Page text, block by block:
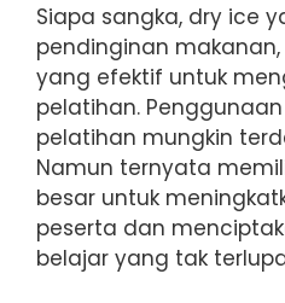
Siapa sangka, dry ice
pendinginan
yang efektif untuk
pelatihan.
pelatihan mungkin
Namun ternyata
besar untuk
peserta dan
belajar yang tak